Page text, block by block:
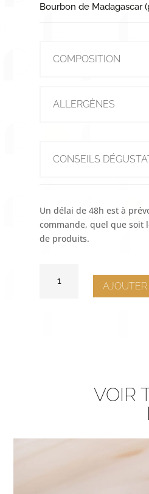
Bourbon de Madagascar
COMPOSITION
ALLERGÈNES
CONSEILS
Un délai de 48h est à
commande, quel que soit
de produits.
VOIR